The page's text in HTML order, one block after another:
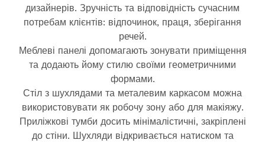
дизайнерів. Зручність та відповідність сучасним
потребам клієнтів: відпочинок, праця, зберігання
речей.
Меблеві панелі допомагають зонувати приміщення
та додають йому стилю своїми геометричними
формами.
Стіл з шухлядами та металевим каркасом можна
використовувати як робочу зону або для макіяжу.
Приліжкові тумби досить мінімалістичні, закріплені
до стіни. Шухляди відкривається натиском та